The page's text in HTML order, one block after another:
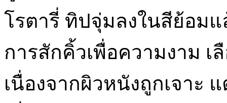
โรตารี่ ทิปจุ่มลงในสีย้อม
การสักคิ้วเพื่อความงาม
เนื่องจากผิวหนังถูกเจาะ